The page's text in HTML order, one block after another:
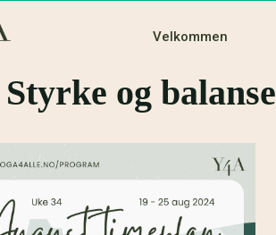
Velkommen
Styrke og balanse